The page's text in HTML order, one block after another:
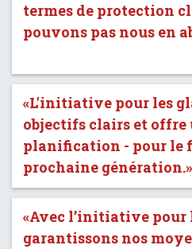
termes de protection
pouvons pas nous en
«L'initiative pour les
objectifs clairs et offre
planification - pour le
prochaine génération.»
«Avec l’initiative pour
garantissons nos